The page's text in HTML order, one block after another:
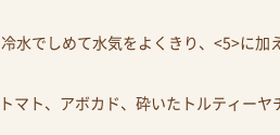
水でしめて水気をよくきり、<5>に加
マト、アボカド、砕いたトルティー